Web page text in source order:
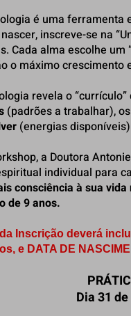
é uma ferramenta
inscreve-se na
Cada alma escolhe
o máximo crescimento
revela o
(padrões a trabalhar), os
(energias
a Doutora
individual para
consciência à sua
de 9 anos.
Inscrição deverá
e DATA DE
Dia 31